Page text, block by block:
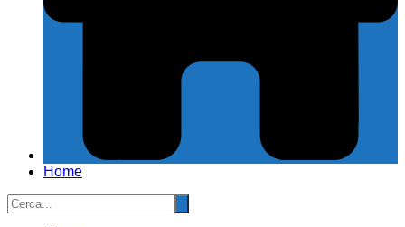
Home